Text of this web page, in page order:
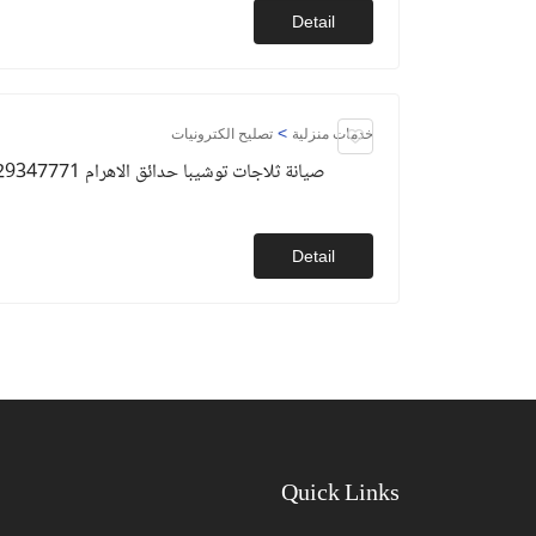
Detail
خدمات منزلية > تصليح الكترونيات
صيانة ثلاجات توشيبا حدائق الاهرام 01129347771
Detail
Quick Links